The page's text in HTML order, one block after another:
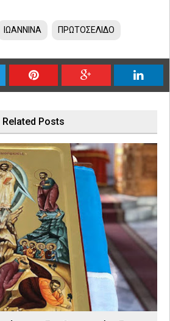
ΙΩΑΝΝΙΝΑ ΠΡΩΤΟΣΕΛΙΔΟ
Related Posts